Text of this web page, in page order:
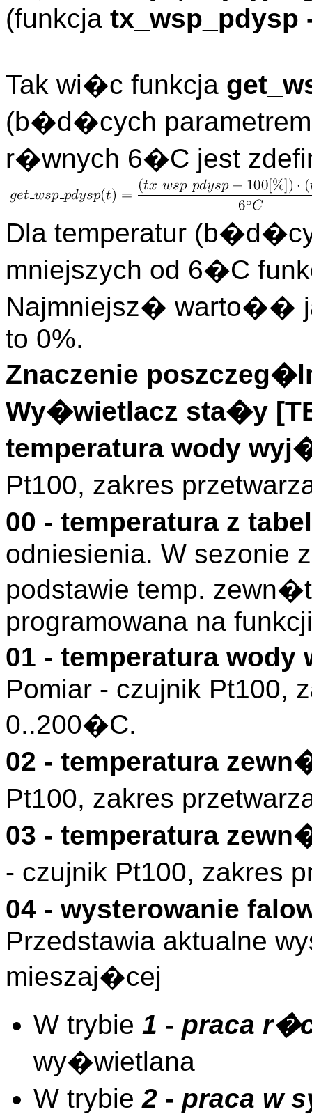
(funkcja tx_wsp_pdysp
Tak wi�c funkcja
(b�d�cych
r�wnych 6�C jest
Dla temperatur
mniejszych od 6�C
Najmniejsz� warto��
to 0%.
Znaczenie
Wy�wietlacz sta�y
temperatura wody
Pt100, zakres
00 - temperatura z
odniesienia. W sezonie
podstawie temp.
programowana na
01 - temperatura
Pomiar - czujnik Pt100,
0..200�C.
02 - temperatura
Pt100, zakres
03 - temperatura
- czujnik Pt100, zakres
04 - wysterowanie
Przedstawia aktualne
mieszaj�cej
W trybie 1 - praca
wy�wietlana
W trybie2 - praca w